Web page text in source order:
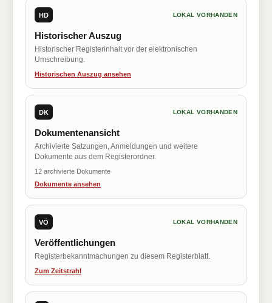
HD LOKAL VORHANDEN
Historischer Auszug
Historischer Registerinhalt vor der elektronischen
Umschreibung.
Historischen Auszug ansehen
DK LOKAL VORHANDEN
Dokumentenansicht
Archivierte Satzungen, Anmeldungen und weitere
Dokumente aus dem Registerordner.
12 archivierte Dokumente
Dokumente ansehen
VÖ LOKAL VORHANDEN
Veröffentlichungen
Registerbekanntmachungen zu diesem Registerblatt.
Zum Zeitstrahl